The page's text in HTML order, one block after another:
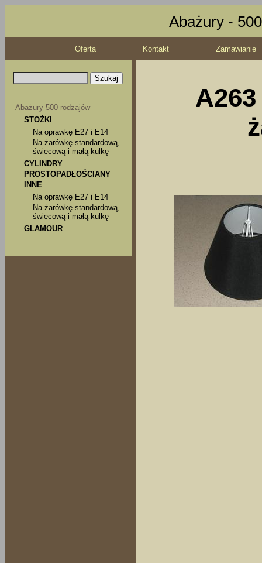
Abażury -
Oferta Kontakt Zamawianie
Abażury 500 rodzajów
STOŻKI
Na oprawkę E27 i E14
Na żarówkę standardową,
świecową i małą kulkę
CYLINDRY
PROSTOPADŁOŚCIANY
INNE
Na oprawkę E27 i E14
Na żarówkę standardową,
świecową i małą kulkę
GLAMOUR